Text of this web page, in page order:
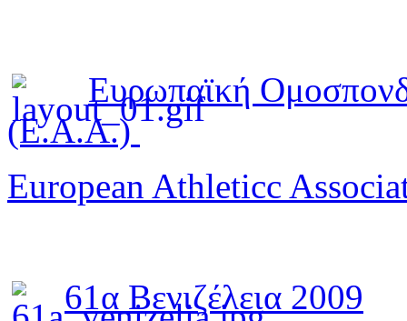
Ευρωπαϊκή
(E.A.A.)
European Athleticc
61α Βενιζέλεια 2009